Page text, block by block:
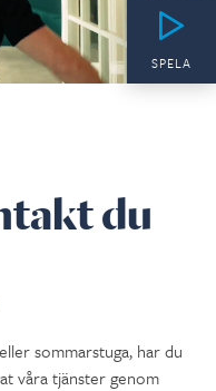
du
sommarstuga, har du
våra tjänster genom
SPELA